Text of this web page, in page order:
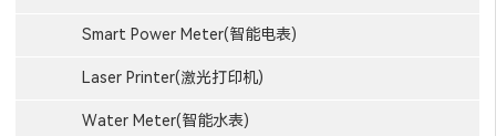
Smart Power Meter(智能电表)
Laser Printer(激光打印机)
Water Meter(智能水表)